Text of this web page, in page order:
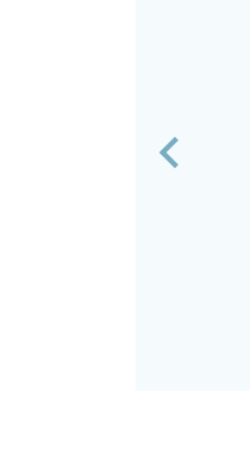
Previous